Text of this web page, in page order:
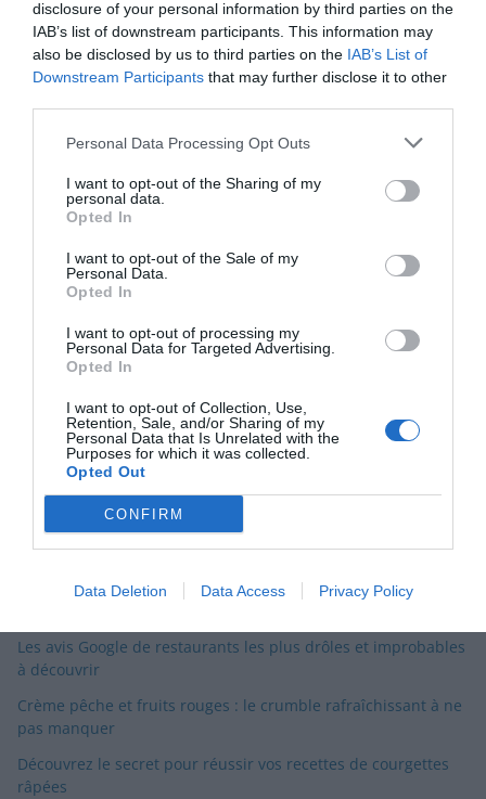
disclosure of your personal information by third parties on the
IAB’s list of downstream participants. This information may
also be disclosed by us to third parties on the IAB’s List of
Downstream Participants that may further disclose it to other
Personal Data Processing Opt Outs
I want to opt-out of the Sharing of my
personal data.
Opted In
I want to opt-out of the Sale of my
Personal Data.
Opted In
I want to opt-out of processing my
Personal Data for Targeted Advertising.
Opted In
I want to opt-out of Collection, Use,
Retention, Sale, and/or Sharing of my
Personal Data that Is Unrelated with the
Purposes for which it was collected.
Opted Out
CONFIRM
Data Deletion Data Access Privacy Policy
E-mail*
Enregistrer mon nom, mon e-mail et mon site dans le
navigateur pour mon prochain commentaire.
Rechercher
Articles récents
Découvrez l’escalivade catalane, la recette estivale facile et
Les avis Google de restaurants les plus drôles et improbables
à découvrir
Crème pêche et fruits rouges : le crumble rafraîchissant à ne
pas manquer
Découvrez le secret pour réussir vos recettes de courgettes
râpées